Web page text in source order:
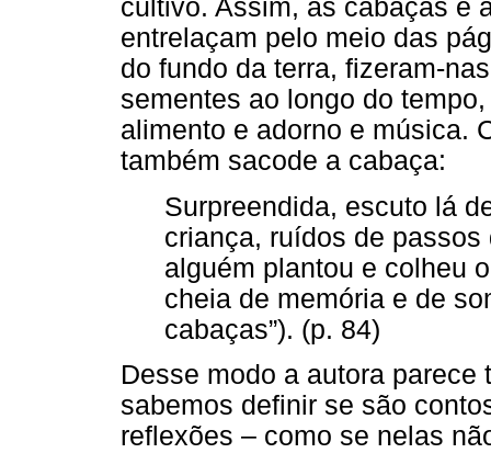
cultivo. Assim, as cabaças e
entrelaçam pelo meio das
do fundo da terra, fizeram-
sementes ao longo do
alimento e adorno e música.
também sacode a cabaça:
Surpreendida, escuto lá
criança, ruídos de
alguém plantou e colheu
cheia de memória e de
cabaças”). (p. 84)
Desse modo a autora
sabemos definir se são
reflexões – como se nelas